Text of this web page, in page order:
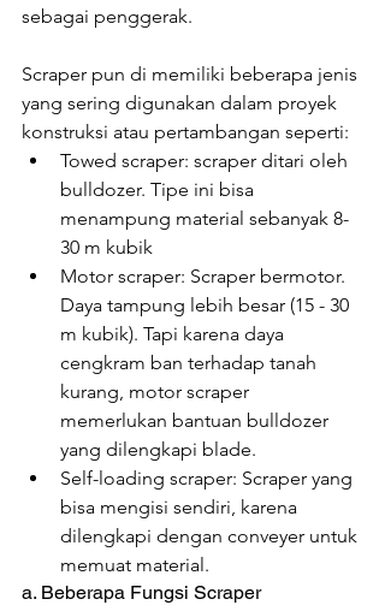
sebagai penggerak.
Scraper pun di memiliki beberapa jenis
yang sering digunakan dalam proyek
konstruksi atau pertambangan seperti:
Towed scraper: scraper ditari oleh
bulldozer. Tipe ini bisa
menampung material sebanyak 8-
30 m kubik
Motor scraper: Scraper bermotor.
Daya tampung lebih besar (15 - 30
m kubik). Tapi karena daya
cengkram ban terhadap tanah
kurang, motor scraper
memerlukan bantuan bulldozer
yang dilengkapi blade.
Self-loading scraper: Scraper yang
bisa mengisi sendiri, karena
dilengkapi dengan conveyer untuk
memuat material.
a. Beberapa Fungsi Scraper